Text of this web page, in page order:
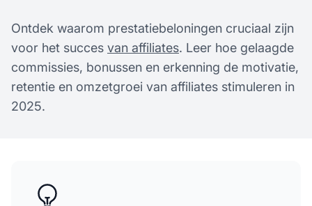
Ontdek waarom prestatiebeloningen cruciaal zijn
voor het succes van affiliates. Leer hoe gelaagde
commissies, bonussen en erkenning de motivatie,
retentie en omzetgroei van affiliates stimuleren in
2025.